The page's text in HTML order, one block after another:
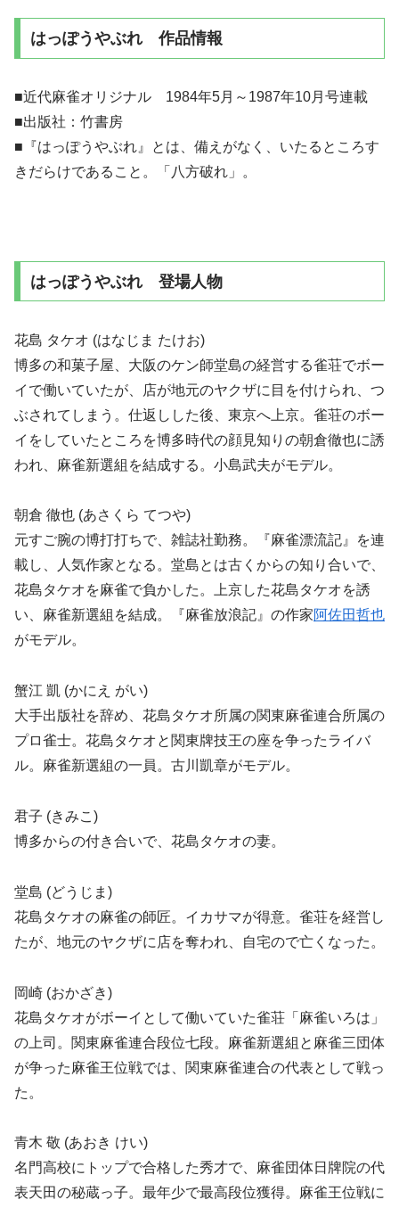
はっぽうやぶれ 作品情報
■近代麻雀オリジナル 1984年5月～1987年10月号連載
■出版社：竹書房
■『はっぽうやぶれ』とは、備えがなく、いたるところす
きだらけであること。「八方破れ」。
はっぽうやぶれ 登場人物
花島 タケオ (はなじま たけお)
博多の和菓子屋、大阪のケン師堂島の経営する雀荘でボー
イで働いていたが、店が地元のヤクザに目を付けられ、つ
ぶされてしまう。仕返しした後、東京へ上京。雀荘のボー
イをしていたところを博多時代の顔見知りの朝倉徹也に誘
われ、麻雀新選組を結成する。小島武夫がモデル。
朝倉 徹也 (あさくら てつや)
元すご腕の博打打ちで、雑誌社勤務。『麻雀漂流記』を連
載し、人気作家となる。堂島とは古くからの知り合いで、
花島タケオを麻雀で負かした。上京した花島タケオを誘
い、麻雀新選組を結成。『麻雀放浪記』の作家阿佐田哲也
がモデル。
蟹江 凱 (かにえ がい)
大手出版社を辞め、花島タケオ所属の関東麻雀連合所属の
プロ雀士。花島タケオと関東牌技王の座を争ったライバ
ル。麻雀新選組の一員。古川凱章がモデル。
君子 (きみこ)
博多からの付き合いで、花島タケオの妻。
堂島 (どうじま)
花島タケオの麻雀の師匠。イカサマが得意。雀荘を経営し
たが、地元のヤクザに店を奪われ、自宅ので亡くなった。
岡崎 (おかざき)
花島タケオがボーイとして働いていた雀荘「麻雀いろは」
の上司。関東麻雀連合段位七段。麻雀新選組と麻雀三団体
が争った麻雀王位戦では、関東麻雀連合の代表として戦っ
た。
青木 敬 (あおき けい)
名門高校にトップで合格した秀才で、麻雀団体日牌院の代
表天田の秘蔵っ子。最年少で最高段位獲得。麻雀王位戦に